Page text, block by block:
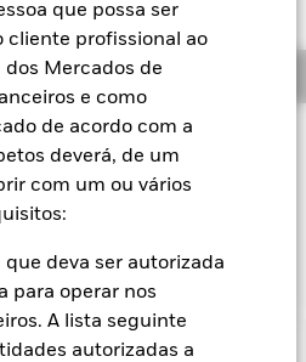
que possa ser
cliente profissional ao
Mercados de
e como
de acordo com a
deverá, de um
com um ou vários
deva ser autorizada
para operar nos
A lista seguinte
autorizadas a
o desempenho de um índice
Espanha, França, Holanda e